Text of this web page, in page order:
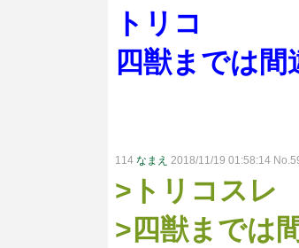
トリコ
四獣までは
114 なまえ 2018/11/19 01:58:14
>トリコスレ
>四獣までは